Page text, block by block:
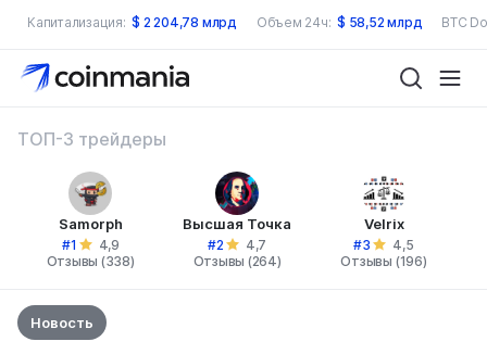
Капитализация: $ 2 204,78 млрд Объем 24ч: $ 58,52 млрд BTC
ТОП-3 трейдеры
Samorph
#1
4,9
Отзывы (338)
Высшая Точка
#2
4,7
Отзывы (264)
Velrix
#3
4,5
Отзывы (196)
Новость